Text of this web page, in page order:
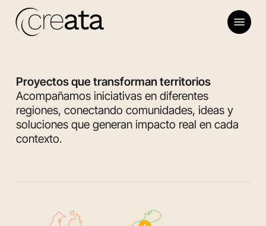
Menu
Proyectos que transforman territorios
Acompañamos iniciativas en diferentes
regiones, conectando comunidades, ideas y
soluciones que generan impacto real en cada
contexto.